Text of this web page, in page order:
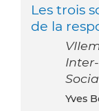
Les trois
de la
Yves